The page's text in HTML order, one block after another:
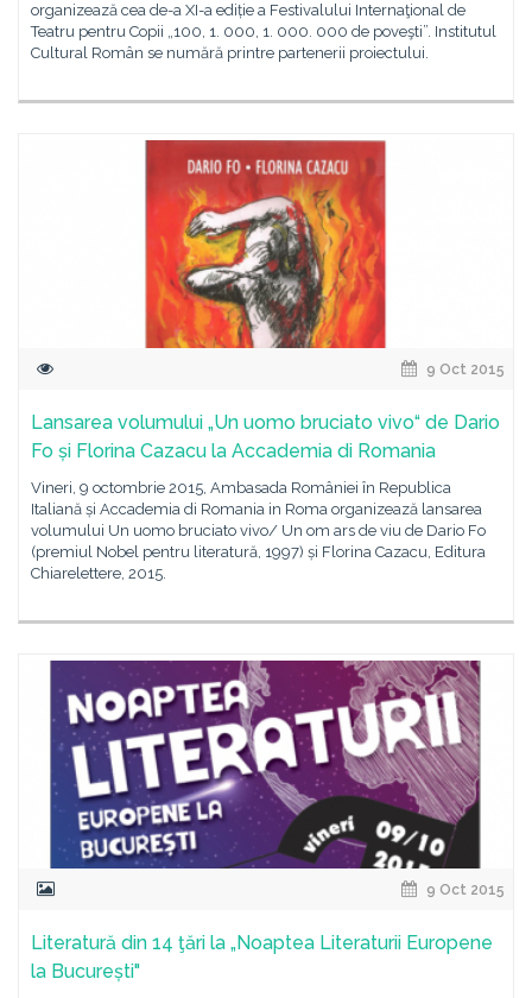
organizează cea de-a XI-a ediție a Festivalului Internaţional de
Teatru pentru Copii „100, 1. 000, 1. 000. 000 de poveşti”. Institutul
Cultural Român se numără printre partenerii proiectului.
9 Oct 2015
Lansarea volumului „Un uomo bruciato vivo“ de Dario
Fo și Florina Cazacu la Accademia di Romania
Vineri, 9 octombrie 2015, Ambasada României în Republica
Italiană și Accademia di Romania in Roma organizează lansarea
volumului Un uomo bruciato vivo/ Un om ars de viu de Dario Fo
(premiul Nobel pentru literatură, 1997) și Florina Cazacu, Editura
Chiarelettere, 2015.
9 Oct 2015
Literatură din 14 ţări la „Noaptea Literaturii Europene
la București"